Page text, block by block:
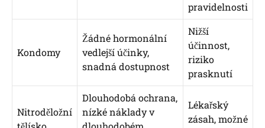
pravidelnosti
Kondomy
Žádné hormonální
vedlejší účinky,
snadná dostupnost
Nižší
účinnost,
riziko
prasknutí
Nitroděložní
Dlouhodobá ochrana,
nízké náklady v
Lékařský
zásah, možné